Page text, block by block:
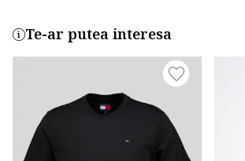
Te-ar putea interesa